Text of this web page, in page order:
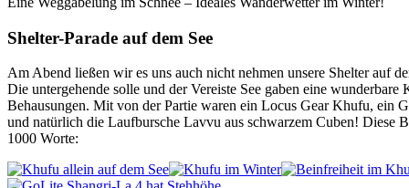
Shelter-Parade auf dem See
Am Abend ließen wir es uns auch nicht nehmen unsere Shelter auf
Die untergehende solle und der Vereiste See gaben eine wunderbare
Behausungen. Mit von der Partie waren ein Locus Gear Khufu, ein
und natürlich die Laufbursche Lavvu aus schwarzem Cuben! Diese
1000 Worte: